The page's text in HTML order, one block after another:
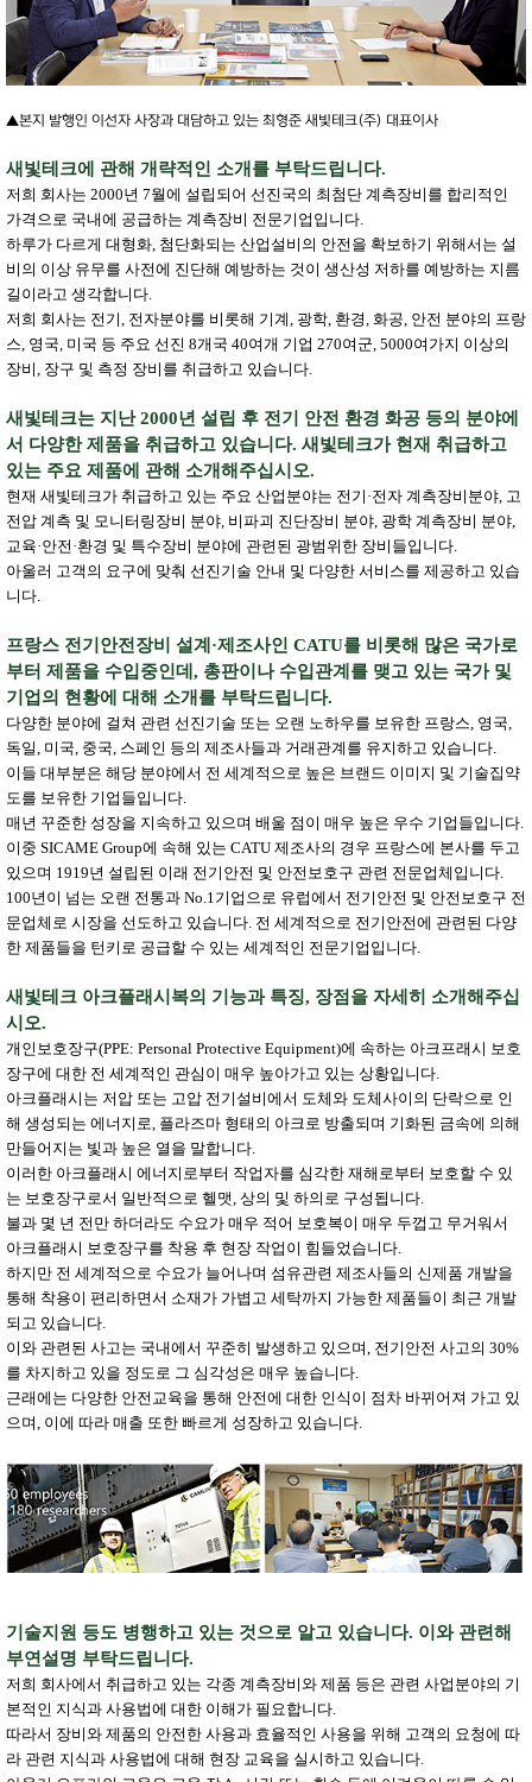
▲본지 발행인 이선자 사장과 대담하고 있는 최형준 새빛테크(주) 대표이사
새빛테크에 관해 개략적인 소개를 부탁드립니다.
저희 회사는 2000년 7월에 설립되어 선진국의 최첨단 계측장비를 합리적인
가격으로 국내에 공급하는 계측장비 전문기업입니다.
하루가 다르게 대형화, 첨단화되는 산업설비의 안전을 확보하기 위해서는 설
비의 이상 유무를 사전에 진단해 예방하는 것이 생산성 저하를 예방하는 지름
길이라고 생각합니다.
저희 회사는 전기, 전자분야를 비롯해 기계, 광학, 환경, 화공, 안전 분야의 프랑
스, 영국, 미국 등 주요 선진 8개국 40여개 기업 270여군, 5000여가지 이상의
장비, 장구 및 측정 장비를 취급하고 있습니다.
새빛테크는 지난 2000년 설립 후 전기 안전 환경 화공 등의 분야에
서 다양한 제품을 취급하고 있습니다. 새빛테크가 현재 취급하고
있는 주요 제품에 관해 소개해주십시오.
현재 새빛테크가 취급하고 있는 주요 산업분야는 전기·전자 계측장비분야, 고
전압 계측 및 모니터링장비 분야, 비파괴 진단장비 분야, 광학 계측장비 분야,
교육·안전·환경 및 특수장비 분야에 관련된 광범위한 장비들입니다.
아울러 고객의 요구에 맞춰 선진기술 안내 및 다양한 서비스를 제공하고 있습
니다.
프랑스 전기안전장비 설계·제조사인 CATU를 비롯해 많은 국가로
부터 제품을 수입중인데, 총판이나 수입관계를 맺고 있는 국가 및
기업의 현황에 대해 소개를 부탁드립니다.
다양한 분야에 걸쳐 관련 선진기술 또는 오랜 노하우를 보유한 프랑스, 영국,
독일, 미국, 중국, 스페인 등의 제조사들과 거래관계를 유지하고 있습니다.
이들 대부분은 해당 분야에서 전 세계적으로 높은 브랜드 이미지 및 기술집약
도를 보유한 기업들입니다.
매년 꾸준한 성장을 지속하고 있으며 배울 점이 매우 높은 우수 기업들입니다.
이중 SICAME Group에 속해 있는 CATU 제조사의 경우 프랑스에 본사를 두고
있으며 1919년 설립된 이래 전기안전 및 안전보호구 관련 전문업체입니다.
100년이 넘는 오랜 전통과 No.1기업으로 유럽에서 전기안전 및 안전보호구 전
문업체로 시장을 선도하고 있습니다. 전 세계적으로 전기안전에 관련된 다양
한 제품들을 턴키로 공급할 수 있는 세계적인 전문기업입니다.
새빛테크 아크플래시복의 기능과 특징, 장점을 자세히 소개해주십
시오.
개인보호장구(PPE: Personal Protective Equipment)에 속하는 아크프래시 보호
장구에 대한 전 세계적인 관심이 매우 높아가고 있는 상황입니다.
아크플래시는 저압 또는 고압 전기설비에서 도체와 도체사이의 단락으로 인
해 생성되는 에너지로, 플라즈마 형태의 아크로 방출되며 기화된 금속에 의해
만들어지는 빛과 높은 열을 말합니다.
이러한 아크플래시 에너지로부터 작업자를 심각한 재해로부터 보호할 수 있
는 보호장구로서 일반적으로 헬맷, 상의 및 하의로 구성됩니다.
불과 몇 년 전만 하더라도 수요가 매우 적어 보호복이 매우 두껍고 무거워서
아크플래시 보호장구를 착용 후 현장 작업이 힘들었습니다.
하지만 전 세계적으로 수요가 늘어나며 섬유관련 제조사들의 신제품 개발을
통해 착용이 편리하면서 소재가 가볍고 세탁까지 가능한 제품들이 최근 개발
되고 있습니다.
이와 관련된 사고는 국내에서 꾸준히 발생하고 있으며, 전기안전 사고의 30%
를 차지하고 있을 정도로 그 심각성은 매우 높습니다.
근래에는 다양한 안전교육을 통해 안전에 대한 인식이 점차 바뀌어져 가고 있
으며, 이에 따라 매출 또한 빠르게 성장하고 있습니다.
기술지원 등도 병행하고 있는 것으로 알고 있습니다. 이와 관련해
부연설명 부탁드립니다.
저희 회사에서 취급하고 있는 각종 계측장비와 제품 등은 관련 사업분야의 기
본적인 지식과 사용법에 대한 이해가 필요합니다.
따라서 장비와 제품의 안전한 사용과 효율적인 사용을 위해 고객의 요청에 따
라 관련 지식과 사용법에 대해 현장 교육을 실시하고 있습니다.